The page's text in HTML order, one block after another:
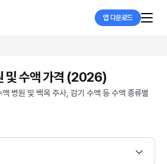
앱 다운로드
및 수액 가격 (2026)
병원 및 백옥 주사, 감기 수액 등 수액 종류별